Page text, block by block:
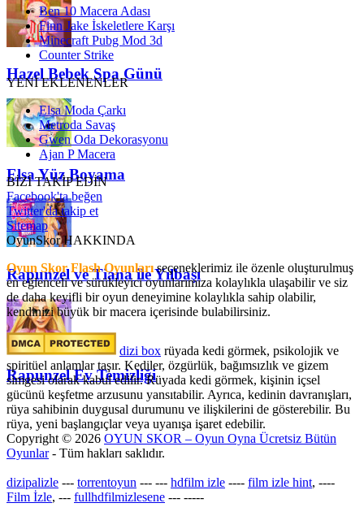
Hazel Bebek Spa Günü
Elsa Yüz Boyama
Rapunzel ve Tiana ile Yılbaşı
Rapunzel Ev Temizliği
Ben 10 Macera Adası
Finn Jake İskeletlere Karşı
Minecraft Pubg Mod 3d
Counter Strike
YENİ EKLENENLER
Elsa Moda Çarkı
Metroda Savaş
Gwen Oda Dekorasyonu
Ajan P Macera
BİZİ TAKİP EDİN
Facebook'ta beğen
Twitter'da takip et
Sitemap
OyunSkor HAKKINDA
Oyun Skor Flash Oyunlarıseçeneklerimiz ile özenle oluşturulmuş
en eğlenceli ve sürükleyici oyunlarımıza kolaylıkla ulaşabilir ve siz
de daha keyifli bir oyun deneyimine kolaylıkla sahip olabilir,
kendinizi büyük bir macera içerisinde bulabilirsiniz.
dizi box rüyada kedi görmek​, psikolojik ve
spiritüel anlamlar taşır. Kediler, özgürlük, bağımsızlık ve gizem
simgesi olarak kabul edilir. Rüyada kedi görmek, kişinin içsel
gücünü keşfetme arzusunu yansıtabilir. Ayrıca, kedinin davranışları,
rüya sahibinin duygusal durumunu ve ilişkilerini de gösterebilir. Bu
rüya, yeni başlangıçlar veya uyanışa işaret edebilir.
Copyright © 2026 OYUN SKOR – Oyun Oyna Ücretsiz Bütün
Oyunlar- Tüm hakları saklıdır.
dizipalizle --- torrentoyun --- --- hdfilm izle ---- film izle hint, ----
Film İzle, --- fullhdfilmizlesene --- -----